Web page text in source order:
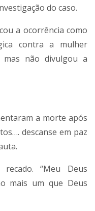
do caso.
a ocorrência como
contra a mulher
mas não divulgou a
a morte após
descanse em paz
“Meu Deus
mais um que Deus